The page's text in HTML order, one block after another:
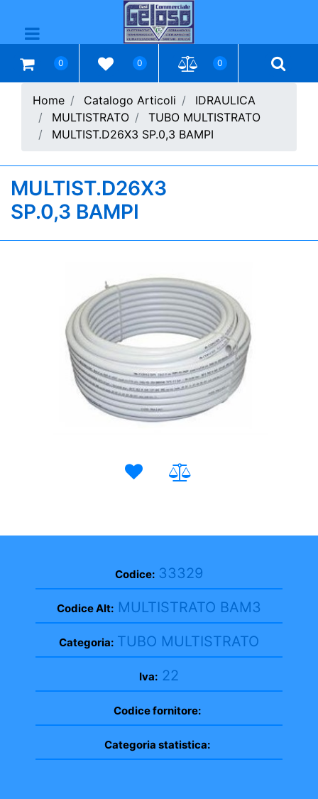
Open menu
0 0 0
Home Catalogo Articoli
IDRAULICA
MULTISTRATO
TUBO MULTISTRATO
MULTIST.D26X3 SP.0,3 BAMPI
MULTIST.D26X3
SP.0,3 BAMPI
Codice: 33329
Codice Alt: MULTISTRATO BAM3
Categoria: TUBO MULTISTRATO
Iva: 22
Codice fornitore:
Categoria statistica: